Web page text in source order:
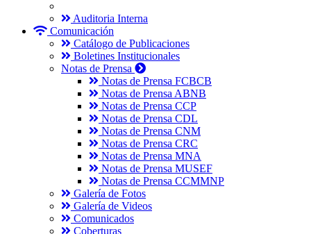
Auditoria Interna
Comunicación
Catálogo de Publicaciones
Boletines Institucionales
Notas de Prensa
Notas de Prensa FCBCB
Notas de Prensa ABNB
Notas de Prensa CCP
Notas de Prensa CDL
Notas de Prensa CNM
Notas de Prensa CRC
Notas de Prensa MNA
Notas de Prensa MUSEF
Notas de Prensa CCMMNP
Galería de Fotos
Galería de Videos
Comunicados
Coberturas